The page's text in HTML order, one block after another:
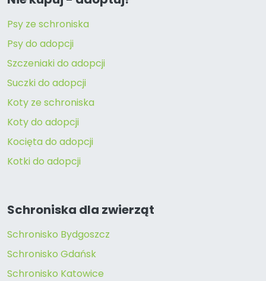
Psy ze schroniska
Psy do adopcji
Szczeniaki do adopcji
Suczki do adopcji
Koty ze schroniska
Koty do adopcji
Kocięta do adopcji
Kotki do adopcji
Schroniska dla zwierząt
Schronisko Bydgoszcz
Schronisko Gdańsk
Schronisko Katowice